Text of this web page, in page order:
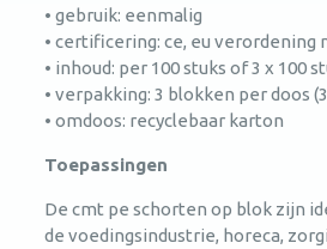
• gebruik: eenmalig
• certificering: ce, eu verordening
• inhoud: per 100 stuks of 3 x 100
• verpakking: 3 blokken per doos
• omdoos: recyclebaar karton
Toepassingen
De cmt pe schorten op blok zijn
de voedingsindustrie, horeca,